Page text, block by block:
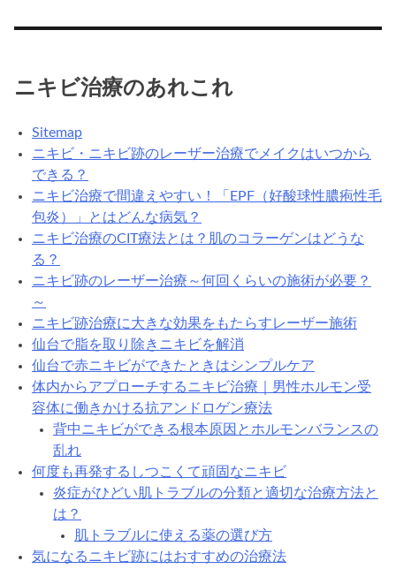
ニキビ治療のあれこれ
Sitemap
ニキビ・ニキビ跡のレーザー治療でメイクはいつから
できる？
ニキビ治療で間違えやすい！「EPF（好酸球性膿疱性毛
包炎）」とはどんな病気？
ニキビ治療のCIT療法とは？肌のコラーゲンはどうな
る？
ニキビ跡のレーザー治療～何回くらいの施術が必要？
～
ニキビ跡治療に大きな効果をもたらすレーザー施術
仙台で脂を取り除きニキビを解消
仙台で赤ニキビができたときはシンプルケア
体内からアプローチするニキビ治療｜男性ホルモン受
容体に働きかける抗アンドロゲン療法
背中ニキビができる根本原因とホルモンバランスの
乱れ
何度も再発するしつこくて頑固なニキビ
炎症がひどい肌トラブルの分類と適切な治療方法と
は？
肌トラブルに使える薬の選び方
気になるニキビ跡にはおすすめの治療法